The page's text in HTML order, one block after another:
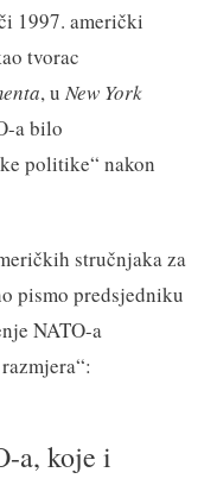
1997. američki
tvorac
, u New York
a bilo
politike“ nakon
stručnjaka za
pismo predsjedniku
NATO-a
a, koje i